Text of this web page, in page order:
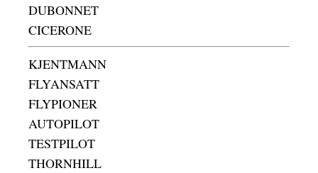
DUBONNET
CICERONE
KJENTMANN
FLYANSATT
FLYPIONER
AUTOPILOT
TESTPILOT
THORNHILL